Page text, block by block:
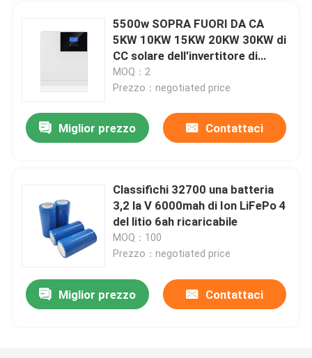
Casa
Prodotti
Mostra VR
5500w SOPRA FUORI DA CA
5KW 10KW 15KW 20KW 30KW di
CC solare dell'invertitore di
griglia
MOQ：2
Prezzo：negotiated price
Miglior prezzo Contattaci
Classifichi 32700 una batteria
3,2 la V 6000mah di Ion LiFePo 4
del litio 6ah ricaricabile
MOQ：100
Prezzo：negotiated price
Miglior prezzo Contattaci
3.2v 32650 6000 batteria 32700 di Mah Lifepo 4 per iluminazione pubblica solare